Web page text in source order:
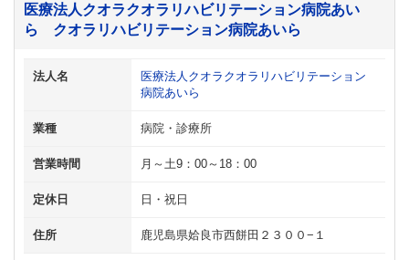
医療法人クオラクオラリハビリテーション病院あい
ら クオラリハビリテーション病院あいら
法人名
医療法人クオラクオラリハビリテーション
病院あいら
業種 病院・診療所
営業時間 月～土9：00～18：00
定休日 日・祝日
住所 鹿児島県姶良市西餅田２３００−１